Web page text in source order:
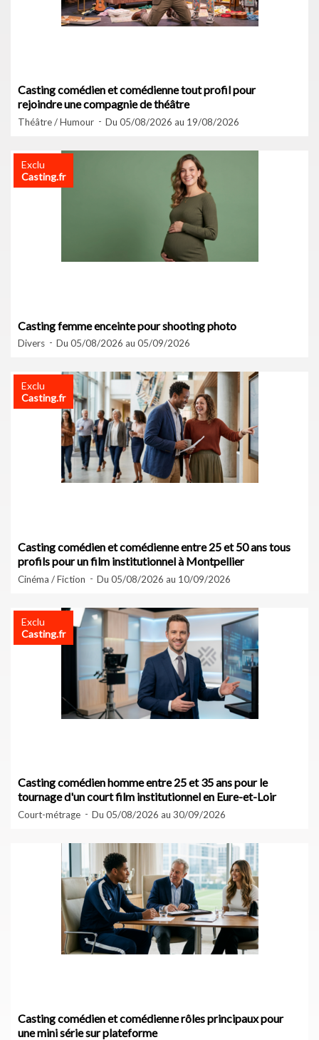
Casting comédien et comédienne tout profil pour
rejoindre une compagnie de théâtre
Théâtre / Humour Du 05/08/2026 au 19/08/2026
Exclu
Casting.fr
Casting femme enceinte pour shooting photo
Divers Du 05/08/2026 au 05/09/2026
Exclu
Casting.fr
Casting comédien et comédienne entre 25 et 50 ans tous
profils pour un film institutionnel à Montpellier
Cinéma / Fiction Du 05/08/2026 au 10/09/2026
Exclu
Casting.fr
Casting comédien homme entre 25 et 35 ans pour le
tournage d'un court film institutionnel en Eure-et-Loir
Court-métrage Du 05/08/2026 au 30/09/2026
Casting comédien et comédienne rôles principaux pour
une mini série sur plateforme